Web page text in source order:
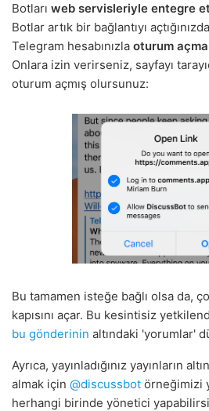
Botları web servisleriyle entegre
Botlar artık bir bağlantıyı
Telegram hesabınızla oturum
Onlara izin verirseniz, sayfayı
oturum açmış olursunuz:
Bu tamamen isteğe bağlı olsa da,
kapısını açar. Bu kesintisiz
bu gönderinin altındaki 'yorumlar'
Ayrıca, yayınladığınız yayınların
almak için @discussbot örneğimizi
herhangi birinde yönetici